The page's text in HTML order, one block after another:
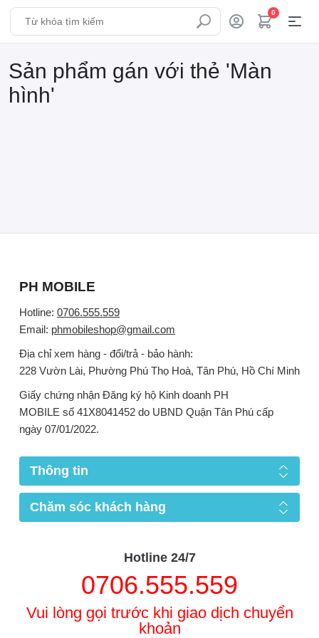
0
Sản phẩm gán với thẻ 'Màn
hình'
PH MOBILE
Hotline: 0706.555.559
Email: phmobileshop@gmail.com
Địa chỉ xem hàng - đổi/trả - bảo hành:
228 Vườn Lài, Phường Phú Thọ Hoà, Tân Phú, Hồ Chí Minh
Giấy chứng nhận Đăng ký hộ Kinh doanh PH
MOBILE số 41X8041452 do UBND Quận Tân Phú cấp
ngày 07/01/2022.
Thông tin
Chăm sóc khách hàng
Hotline 24/7
0706.555.559
Vui lòng gọi trước khi giao dịch chuyển
khoản